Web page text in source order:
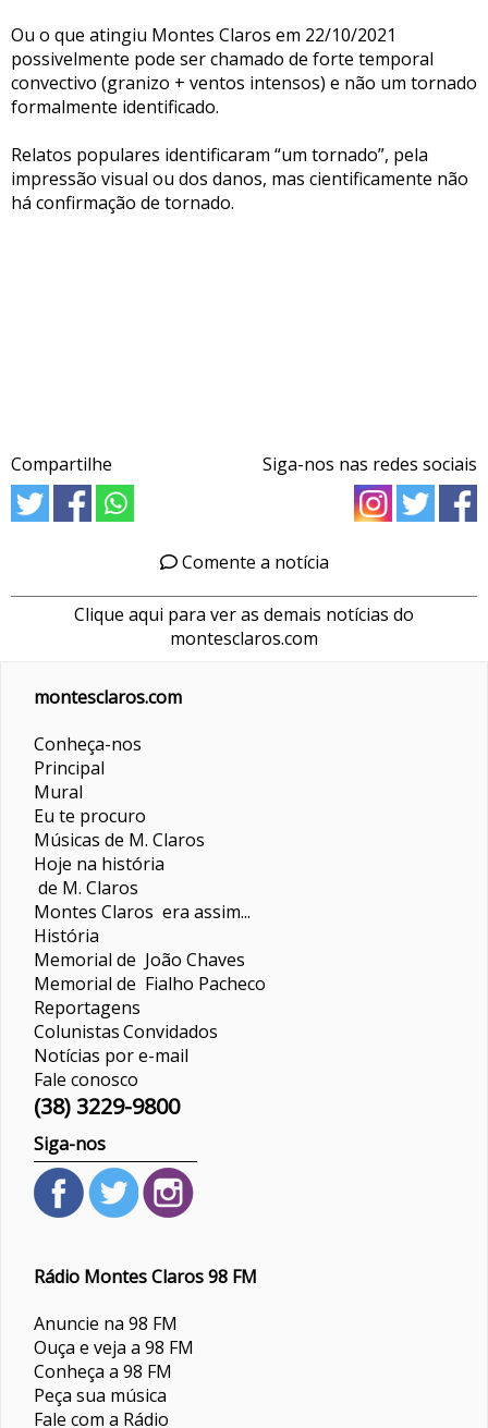
Ou o que atingiu Montes Claros em 22/10/2021
possivelmente pode ser chamado de forte temporal
convectivo (granizo + ventos intensos) e não um tornado
formalmente identificado.
Relatos populares identificaram “um tornado”, pela
impressão visual ou dos danos, mas cientificamente não
há confirmação de tornado.
Compartilhe Siga-nos nas redes sociais
Comente a notícia
Clique aqui para ver as demais notícias do
montesclaros.com
montesclaros.com
Conheça-nos
Principal
Mural
Eu te procuro
Músicas de M. Claros
Hoje na história
de M. Claros
Montes Claros era assim...
História
Memorial de João Chaves
Memorial de Fialho Pacheco
Reportagens
ColunistasConvidados
Notícias por e-mail
Fale conosco
(38) 3229-9800
Siga-nos
Rádio Montes Claros 98 FM
Anuncie na 98 FM
Ouça e veja a 98 FM
Conheça a 98 FM
Peça sua música
Fale com a Rádio